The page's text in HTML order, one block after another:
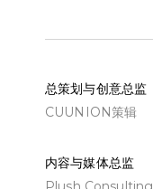
总策划与创意总监
CUUNION策辑
内容与媒体总监